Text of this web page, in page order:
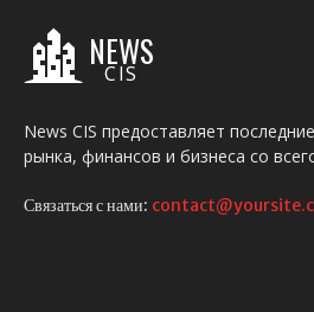
NEWS
CIS
News CIS предоставляет
рынка, финансов и бизнеса со
Связаться с нами: